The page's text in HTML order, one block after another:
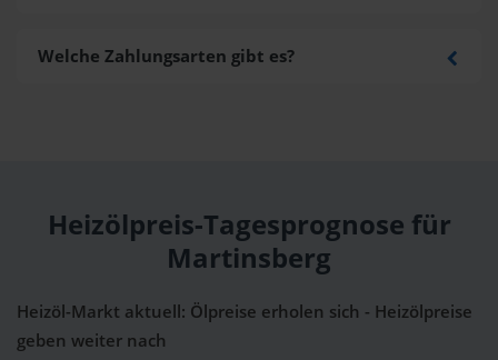
Welche Zahlungsarten gibt es?
Heizölpreis-Tagesprognose für
Martinsberg
Heizöl-Markt aktuell: Ölpreise erholen sich - Heizölpreise
geben weiter nach